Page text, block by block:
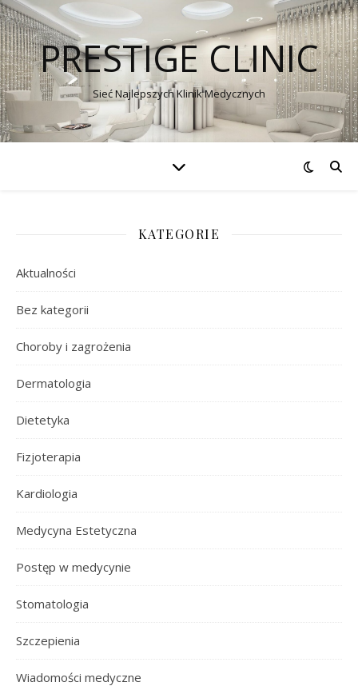
PRESTIGE CLINIC
Sieć Najlepszych Klinik Medycznych
KATEGORIE
Aktualności
Bez kategorii
Choroby i zagrożenia
Dermatologia
Dietetyka
Fizjoterapia
Kardiologia
Medycyna Estetyczna
Postęp w medycynie
Stomatologia
Szczepienia
Wiadomości medyczne